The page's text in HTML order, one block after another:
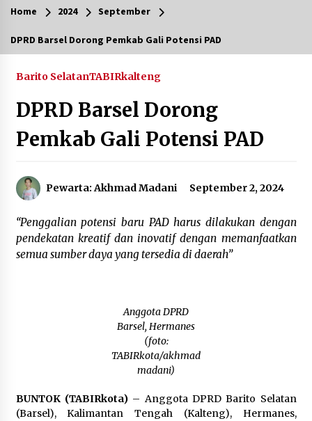
Balangan Boyong Trofi Juara Pertama Lomba
B2SA Kalsel
Program Pelatihan Operator Alat Berat GTO
HUT ke-51, Indocement Perkuat Inovasi dan
Keberlanjutan Masa Depan Lebih Hijau
Hari Kedua Kaji Tiru di DIY, Bupati Barito Utara
Agustus 5, 2026
Eksekusi Putusan PN, Kejari Kotabaru Setor
PNBP 400 Juta dari Kasus Tambang Ilegal
Hadiri Forum Komunikasi dan Kemitraan BPJS,
Sekda Tapin Komitmen Tingkatkan Layanan
Agustus 4, 2026
Agustus 4, 2026
Home 2024 September
DPRD Barsel Dorong Pemkab Gali Potensi PAD
Barito SelatanTABIRkalteng
DPRD Barsel Dorong
Pemkab Gali Potensi PAD
Pewarta: Akhmad Madani September 2, 2024
“Penggalian potensi baru PAD harus dilakukan dengan
pendekatan kreatif dan inovatif dengan memanfaatkan
semua sumber daya yang tersedia di daerah”
Anggota DPRD
Barsel, Hermanes
(foto:
TABIRkota/akhmad
madani)
BUNTOK (TABIRkota)– Anggota DPRD Barito Selatan
(Barsel), Kalimantan Tengah (Kalteng), Hermanes,